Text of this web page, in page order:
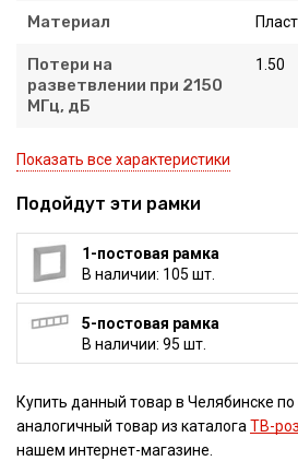
Материал
Потери на
разветвлении при 2150
МГц, дБ
1.50
Показать все характеристики
Подойдут эти рамки
1-постовая рамка
В наличии: 105 шт.
5-постовая рамка
В наличии: 95 шт.
Купить данный товар в Челябинске
аналогичный товар из каталогаТВ-
нашем интернет-магазине.